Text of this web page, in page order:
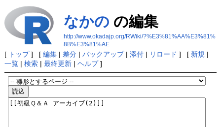
なかの の編集
http://www.okadajp.org/RWiki/?%E3%81%AA%E3%81%
8B%E3%81%AE
[ トップ] [ 編集| 差分| バックアップ| 添付| リロード ] [ 新規 |
一覧| 検索| 最終更新| ヘルプ]